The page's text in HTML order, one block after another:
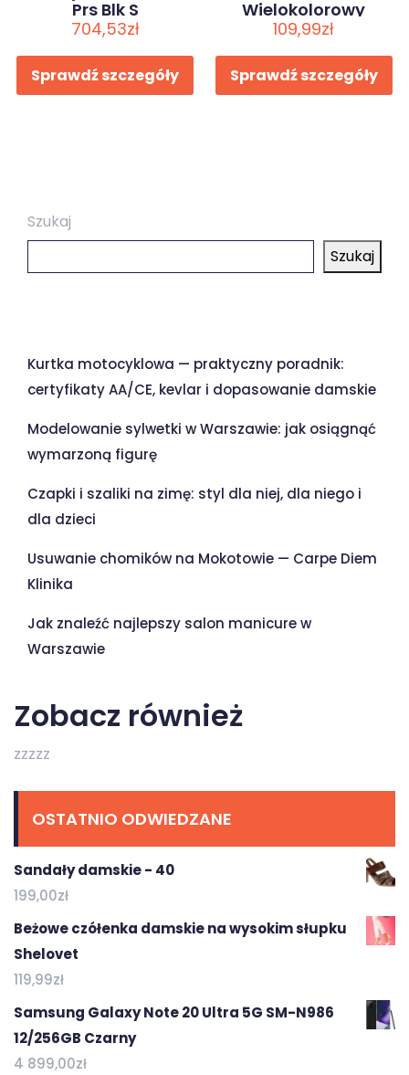
Prs Blk S
704,53zł
Sprawdź szczegóły
Wielokolorowy
109,99zł
Sprawdź szczegóły
Szukaj
Szukaj
Kurtka motocyklowa — praktyczny poradnik:
certyfikaty AA/CE, kevlar i dopasowanie damskie
Modelowanie sylwetki w Warszawie: jak osiągnąć
wymarzoną figurę
Czapki i szaliki na zimę: styl dla niej, dla niego i
dla dzieci
Usuwanie chomików na Mokotowie — Carpe Diem
Klinika
Jak znaleźć najlepszy salon manicure w
Warszawie
Zobacz również
zzzzz
OSTATNIO ODWIEDZANE
Sandały damskie - 40
199,00zł
Beżowe czółenka damskie na wysokim słupku
Shelovet
119,99zł
Samsung Galaxy Note 20 Ultra 5G SM-N986
12/256GB Czarny
4 899,00zł